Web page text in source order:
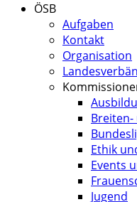
ÖSB
Aufgaben
Kontakt
Organisation
Breiten-
Ethik
Events
Jugend